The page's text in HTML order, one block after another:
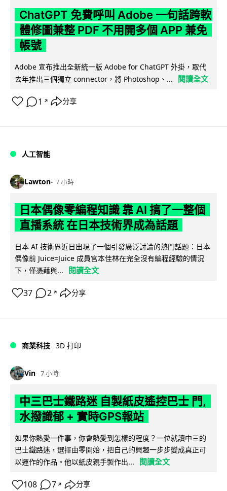
ChatGPT 免費呼叫 Adobe 一句話跨軟
體修圖兼整 PDF 不用開多個 APP 兼免
帳號
Adobe 宣布推出全新統一版 Adobe for ChatGPT 外掛，取代
去年推出三個獨立 connector，將 Photoshop、...
閱讀全文
1 ↗ 分享
人工智能
Lawton 7 小時
日本偶像零編程知識 靠 AI 搞了一整個
直播系統 在日本技術界成為話題
日本 AI 技術界近日出現了一個引發廣泛討論的熱門話題：日本
偶像前 Juice=Juice 成員宮本佳林在完全沒有編程經驗的情況
下，僅憑藉與...
閱讀全文
37 2 ↗ 分享
商業科技 3D 打印
Vin 7 小時
中三巴士鐵路迷 自製紙皮遙控巴士 門,
水撥識郁 + 實時GPS報站
如果你熱愛一件事，你會熱愛到怎樣的程度？一位就讀中三的
巴士鐵路迷，選擇由零開始，把自己的興趣一步步變成真正可
以運作的作品。他以紙皮親手製作出...
閱讀全文
108 7 ↗ 分享